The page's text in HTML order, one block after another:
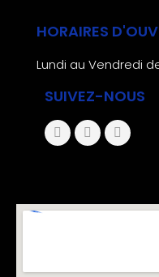
HORAIRES
Lundi au Vendredi
SUIVEZ-NOUS